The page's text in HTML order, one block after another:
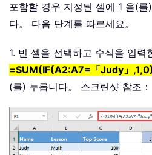
포함할 경우 지정된 셀에 1 을(
다。 다음 단계를 따르세요。
1. 빈 셀을 선택하고 수식을 입력
=SUM(IF(A2:A7=「Judy」
(를) 누릅니다。 스크린샷 참조：